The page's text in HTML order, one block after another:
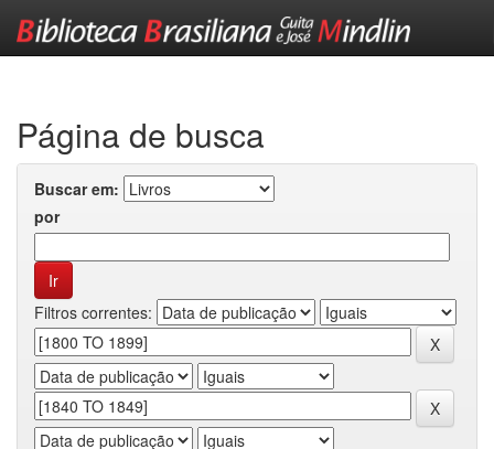
Página de busca
Buscar em:
por
Filtros correntes: